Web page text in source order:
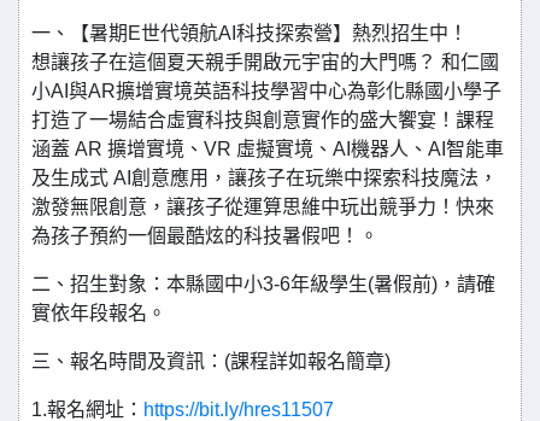
一、【暑期E世代領航AI科技探索營】熱烈招生中！
想讓孩子在這個夏天親手開啟元宇宙的大門嗎？ 和仁國
小AI與AR擴增實境英語科技學習中心為彰化縣國小學子
打造了一場結合虛實科技與創意實作的盛大饗宴！課程
涵蓋 AR 擴增實境、VR 虛擬實境、AI機器人、AI智能車
及生成式 AI創意應用，讓孩子在玩樂中探索科技魔法，
激發無限創意，讓孩子從運算思維中玩出競爭力！快來
為孩子預約一個最酷炫的科技暑假吧！。
二、招生對象：本縣國中小3-6年級學生(暑假前)，請確
實依年段報名。
三、報名時間及資訊：(課程詳如報名簡章)
1.報名網址： https://bit.ly/hres11507